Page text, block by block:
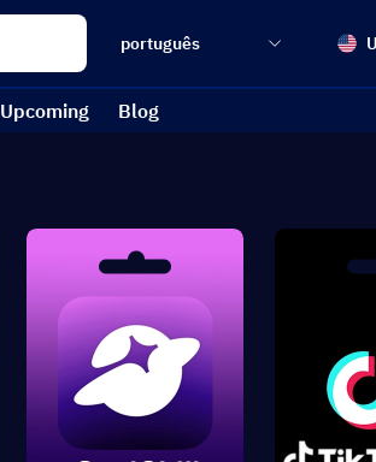
português
Upcoming Blog